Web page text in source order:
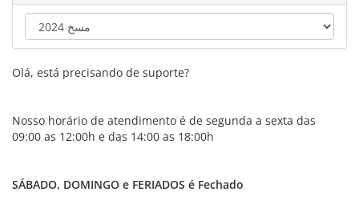
Olá, está precisando de suporte?
Nosso horário de atendimento é de segunda a sexta das
09:00 as 12:00h e das 14:00 as 18:00h
SÁBADO, DOMINGO e FERIADOS é Fechado